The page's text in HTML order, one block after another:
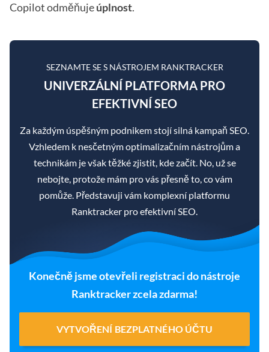
Copilot odměňujeúplnost.
SEZNAMTE SE S NÁSTROJEM RANKTRACKER
UNIVERZÁLNÍ PLATFORMA PRO
EFEKTIVNÍ SEO
Za každým úspěšným podnikem stojí silná kampaň SEO.
Vzhledem k nesčetným optimalizačním nástrojům a
technikám je však těžké zjistit, kde začít. No, už se
nebojte, protože mám pro vás přesně to, co vám
pomůže. Představuji vám komplexní platformu
Ranktracker pro efektivní SEO.
Konečně jsme otevřeli registraci do nástroje
Ranktracker zcela zdarma!
VYTVOŘENÍ BEZPLATNÉHO ÚČTU